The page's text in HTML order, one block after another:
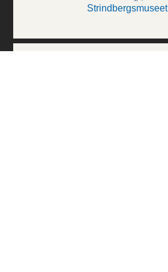
Strindbergsmuseet